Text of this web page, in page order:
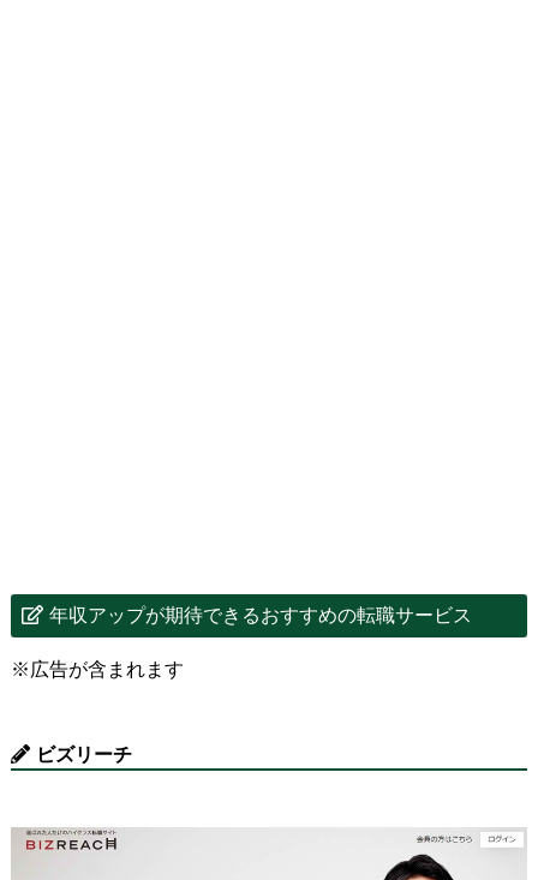
年収アップが期待できるおすすめの転職サービス
※広告が含まれます
ビズリーチ